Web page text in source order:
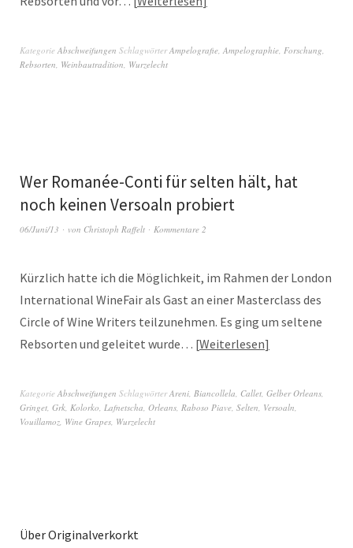
Kategorie Abschweifungen SchlagwörterAmpelografie Ampelographie Forschung
Rebsorten Weinbautradition Wurzelecht
Wer Romanée-Conti für selten hält, hat
noch keinen Versoaln probiert
06/Juni/13 von Christoph Raffelt Kommentare 2
Kürzlich hatte ich die Möglichkeit, im Rahmen der London
International WineFair als Gast an einer Masterclass des
Circle of Wine Writers teilzunehmen. Es ging um seltene
Rebsorten und geleitet wurde… Weiterlesen
Kategorie Abschweifungen SchlagwörterAreni Biancollela Callet Gelber Orleans
Gringet Grk Kolorko Lafnetscha Orleans Raboso Piave Selten Versoaln
Vouillamoz Wine Grapes Wurzelecht
Über Originalverkorkt